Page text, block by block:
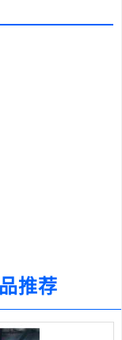
推荐